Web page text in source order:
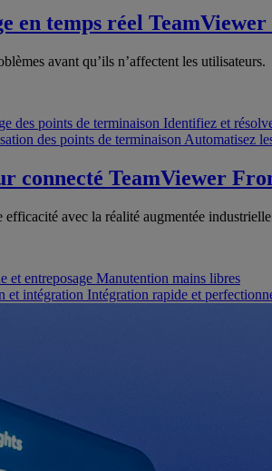
en temps réel
avant qu’ils n’affectent les utilisateurs.
des points de terminaison Identifiez et
des points de terminaison Automatisez
connecté TeamViewer
avec la réalité augmentée
et entreposage Manutention mains libres
et intégration Intégration rapide et